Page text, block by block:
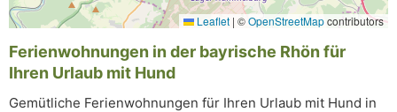
Leaflet | ©OpenStreetMapcontributors
Ferienwohnungen in der bayrische Rhön für
Ihren Urlaub mit Hund
Gemütliche Ferienwohnungen für Ihren Urlaub mit Hund in